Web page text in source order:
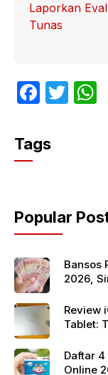
Laporkan
Tunas
F
c
e
o
o
k
T
p
Tags
Popular
Bansos
2026,
Review
Tablet:
Daftar 4
Online